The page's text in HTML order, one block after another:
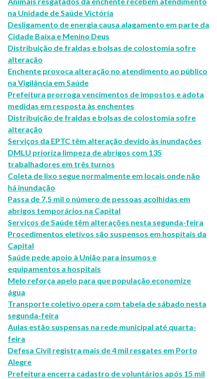
na Unidade de Saúde Victória
Desligamento de energia causa alagamento em parte da
Cidade Baixa e Menino Deus
Distribuição de fraldas e bolsas de colostomia sofre
alteração
Enchente provoca alteração no atendimento ao público
na Vigilância em Saúde
Prefeitura prorroga vencimentos de impostos e adota
medidas em resposta às enchentes
Distribuição de fraldas e bolsas de colostomia sofre
alteração
Serviços da EPTC têm alteração devido às inundações
DMLU prioriza limpeza de abrigos com 135
trabalhadores em três turnos
Coleta de lixo segue normalmente em locais onde não
há inundação
Passa de 7,5 mil o número de pessoas acolhidas em
abrigos temporários na Capital
Serviços de Saúde têm alterações nesta segunda-feira
Procedimentos eletivos são suspensos em hospitais da
Capital
Saúde pede apoio à União para insumos e
equipamentos a hospitais
Melo reforça apelo para que população economize
água
Transporte coletivo opera com tabela de sábado nesta
segunda-feira
Aulas estão suspensas na rede municipal até quarta-
feira
Defesa Civil registra mais de 4 mil resgates em Porto
Alegre
Prefeitura encerra cadastro de voluntários após 15 mil